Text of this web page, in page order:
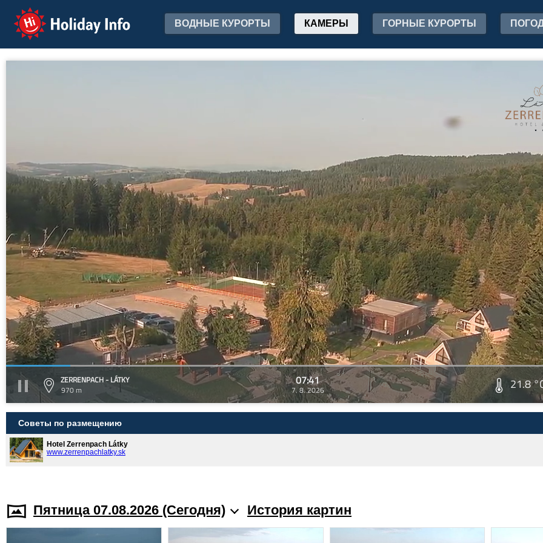
Holiday Info ВОДНЫЕ КУРОРТЫ КАМЕРЫ ГОРНЫЕ КУРОРТЫ
ZERRENPACH - LÁTKY
970 m
07:41
7. 8. 2026 21.8
Советы по размещению
Hotel Zerrenpach Látky
www.zerrenpachlatky.sk
Пятница 07.08.2026 (Cегодня) История картин